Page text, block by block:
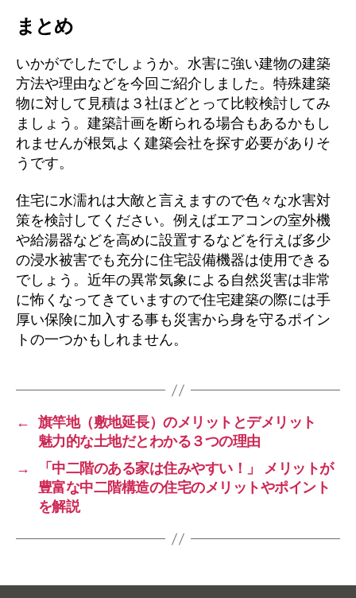
まとめ
いかがでしたでしょうか。水害に強い建物の建築
方法や理由などを今回ご紹介しました。特殊建築
物に対して見積は３社ほどとって比較検討してみ
ましょう。建築計画を断られる場合もあるかもし
れませんが根気よく建築会社を探す必要がありそ
うです。
住宅に水濡れは大敵と言えますので色々な水害対
策を検討してください。例えばエアコンの室外機
や給湯器などを高めに設置するなどを行えば多少
の浸水被害でも充分に住宅設備機器は使用できる
でしょう。近年の異常気象による自然災害は非常
に怖くなってきていますので住宅建築の際には手
厚い保険に加入する事も災害から身を守るポイン
トの一つかもしれません。
←
旗竿地（敷地延長）のメリットとデメリット
魅力的な土地だとわかる３つの理由
→
「中二階のある家は住みやすい！」 メリットが
豊富な中二階構造の住宅のメリットやポイント
を解説